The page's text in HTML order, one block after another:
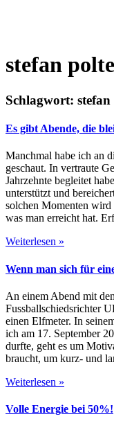
stefan
Schlagwort:
Es gibt Abende, die
Manchmal habe ich an
geschaut. In vertraute
Jahrzehnte begleitet
unterstützt und
solchen Momenten wird
was man erreicht hat.
Weiterlesen »
Wenn man sich für
An einem Abend mit
Fussballschiedsrichter
einen Elfmeter. In
ich am 17. September
durfte, geht es um
braucht, um kurz- und
Weiterlesen »
Volle Energie bei 50%!